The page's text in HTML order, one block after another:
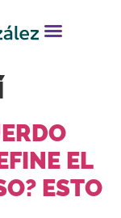
EL
ESTO